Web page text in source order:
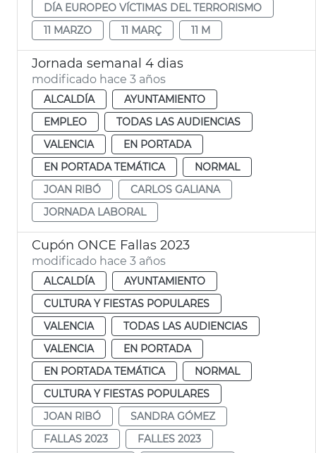
DÍA EUROPEO VÍCTIMAS DEL TERRORISMO
11 MARZO
11 MARÇ 11 M
Jornada semanal 4 dias
modificado hace 3 años
ALCALDÍA
AYUNTAMIENTO
EMPLEO
TODAS LAS AUDIENCIAS
VALENCIA
EN PORTADA
EN PORTADA TEMÁTICA
NORMAL
JOAN RIBÓ
CARLOS GALIANA
JORNADA LABORAL
Cupón ONCE Fallas 2023
modificado hace 3 años
ALCALDÍA
AYUNTAMIENTO
CULTURA Y FIESTAS POPULARES
VALENCIA
TODAS LAS AUDIENCIAS
VALENCIA
EN PORTADA
EN PORTADA TEMÁTICA
NORMAL
CULTURA Y FIESTAS POPULARES
JOAN RIBÓ
SANDRA GÓMEZ
FALLAS 2023
FALLES 2023